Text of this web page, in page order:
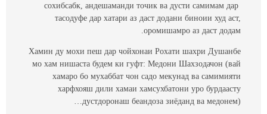
сохибсабк, андешаманди точик ва дусти самимам дар
тасодуфе дар хатари аз даст додани биноии худ аст,
оромишамро аз даст додам.
Хамин ду мохи пеш дар чойхонаи Рохати шахри Душанбе
мо хам нишаста будем ки гуфт: Медони Шахзодачон (вай
хамаро бо мухаббат чон садо мекунад ва самимияти
харфхояш дили хамаи хамсухбатони уро бурдаасту
дустдоронаш беандоза зиёданд ва медонем)…